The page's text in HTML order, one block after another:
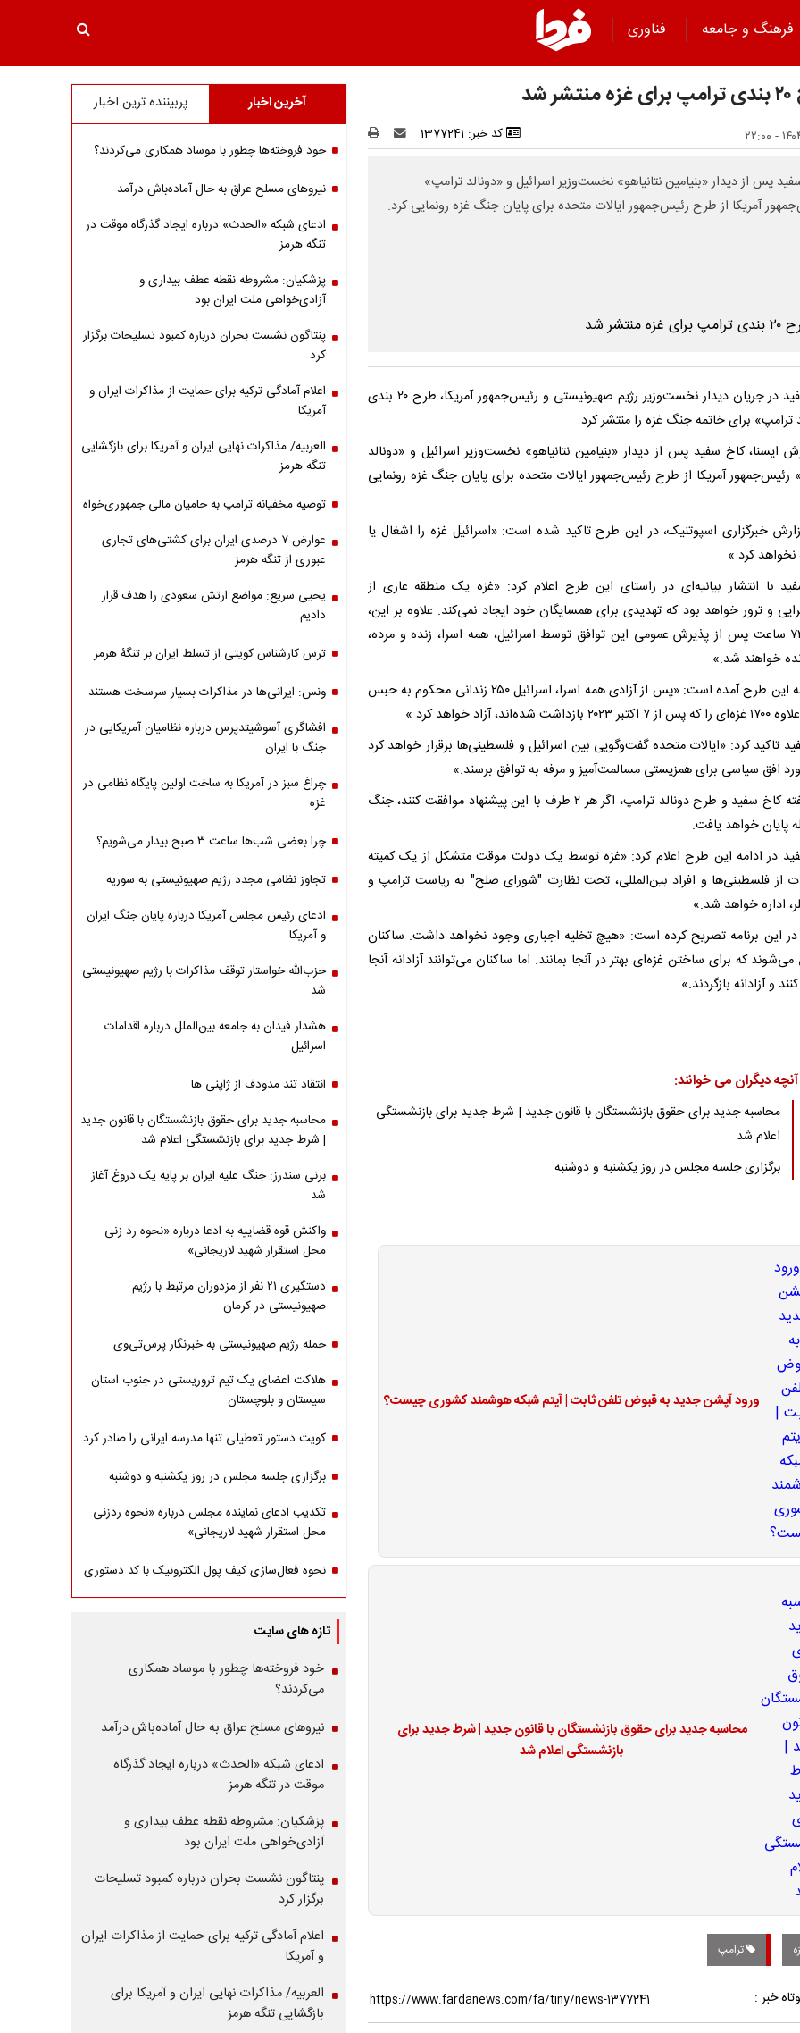
فرهنگ و جامعه فناوری
کد خبر: 1377241
پس از دیدار «بنیامین نتانیاهو» نخست‌وزیر اسرائیل و «دونالد ترامپ»
آمریکا از طرح رئیس‌جمهور ایالات متحده برای پایان جنگ غزه رونمایی کرد.
کاخ سفید در جریان دیدار نخست‌وزیر رژیم صهیونیستی و رئیس‌جمهور آمریکا، طرح ۲۰ بندی
ترامپ» برای خاتمه جنگ غزه را منتشر کرد.
ایسنا، کاخ سفید پس از دیدار «بنیامین نتانیاهو» نخست‌وزیر اسرائیل و «دونالد
رئیس‌جمهور آمریکا از طرح رئیس‌جمهور ایالات متحده برای پایان جنگ غزه رونمایی
خبرگزاری اسپوتنیک، در این طرح تاکید شده است: «اسرائیل غزه را اشغال یا
کرد.»
با انتشار بیانیه‌ای در راستای این طرح اعلام کرد: «غزه یک منطقه عاری از
و ترور خواهد بود که تهدیدی برای همسایگان خود ایجاد نمی‌کند. علاوه بر این،
ظرف ۷۲ ساعت پس از پذیرش عمومی این توافق توسط اسرائیل، همه اسرا، زنده و مرده،
خواهند شد.»
در ادامه این طرح آمده است: «پس از آزادی همه اسرا، اسرائیل ۲۵۰ زندانی محکوم به حبس
شده‌اند، آزاد خواهد کرد.»
تاکید کرد: «ایالات متحده گفت‌وگویی بین اسرائیل و فلسطینی‌ها برقرار خواهد کرد
افق سیاسی برای همزیستی مسالمت‌آمیز و مرفه به توافق برسند.»
طبق گفته کاخ سفید و طرح دونالد ترامپ، اگر هر ۲ طرف با این پیشنهاد موافقت کنند، جنگ
پایان خواهد یافت.
در ادامه این طرح اعلام کرد: «غزه توسط یک دولت موقت متشکل از یک کمیته
از فلسطینی‌ها و افراد بین‌المللی، تحت نظارت "شورای صلح" به ریاست ترامپ و
اداره خواهد شد.»
این برنامه تصریح کرده است: «هیچ تخلیه اجباری وجود نخواهد داشت. ساکنان
که برای ساختن غزه‌ای بهتر در آنجا بمانند. اما ساکنان می‌توانند آزادانه آنجا
و آزادانه بازگردند.»
آنچه دیگران می خوانند:
محاسبه جدید برای حقوق بازنشستگان با قانون جدید | شرط جدید برای بازنشستگی
اعلام شد
برگزاری جلسه مجلس در روز یکشنبه و دوشنبه
ورود آپشن جدید به قبوض تلفن ثابت | آیتم شبکه هوشمند کشوری چیست؟
محاسبه جدید برای حقوق بازنشستگان با قانون جدید | شرط جدید برای
بازنشستگی اعلام شد
ترامپ
خبر :
آخرین اخبار پربیننده ترین اخبار
خود فروخته‌ها چطور با موساد همکاری می‌کردند؟
نیروهای مسلح عراق به حال آماده‌باش درآمد
ادعای شبکه «الحدث» درباره ایجاد گذرگاه موقت در
تنگه هرمز
پزشکیان: مشروطه نقطه عطف بیداری و
آزادی‌خواهی ملت ایران بود
پنتاگون نشست بحران درباره کمبود تسلیحات برگزار
کرد
اعلام آمادگی ترکیه برای حمایت از مذاکرات ایران و
آمریکا
العربیه/ مذاکرات نهایی ایران و آمریکا برای بازگشایی
تنگه هرمز
توصیه مخفیانه ترامپ به حامیان مالی جمهوری‌خواه
عوارض ۷ درصدی ایران برای کشتی‌های تجاری
عبوری از تنگه هرمز
یحیی سریع: مواضع ارتش سعودی را هدف قرار
دادیم
ترس کارشناس کویتی از تسلط ایران بر تنگۀ هرمز
ونس: ایرانی‌ها در مذاکرات بسیار سرسخت هستند
افشاگری آسوشیتدپرس درباره نظامیان آمریکایی در
جنگ با ایران
چراغ سبز در آمریکا به ساخت اولین پایگاه نظامی در
غزه
چرا بعضی شب‌ها ساعت ۳ صبح بیدار می‌شویم؟
تجاوز نظامی مجدد رژیم صهیونیستی به سوریه
ادعای رئیس مجلس آمریکا درباره پایان جنگ ایران
و آمریکا
حزب‌الله خواستار توقف مذاکرات با رژیم صهیونیستی
شد
هشدار فیدان به جامعه بین‌الملل درباره اقدامات
اسرائیل
انتقاد تند مدودف از ژاپنی ها
محاسبه جدید برای حقوق بازنشستگان با قانون جدید
| شرط جدید برای بازنشستگی اعلام شد
برنی سندرز: جنگ علیه ایران بر پایه یک دروغ آغاز
شد
واکنش قوه قضاییه به ادعا درباره «نحوه رد زنی
محل استقرار شهید لاریجانی»
دستگیری ۲۱ نفر از مزدوران مرتبط با رژیم
صهیونیستی در کرمان
حمله رژیم صهیونیستی به خبرنگار پرس‌تی‌وی
هلاکت اعضای یک تیم تروریستی در جنوب استان
سیستان و بلوچستان
کویت دستور تعطیلی تنها مدرسه ایرانی را صادر کرد
برگزاری جلسه مجلس در روز یکشنبه و دوشنبه
تکذیب ادعای نماینده مجلس درباره «نحوه ردزنی
محل استقرار شهید لاریجانی»
نحوه فعال‌سازی کیف پول الکترونیک با کد دستوری
تازه های سایت
خود فروخته‌ها چطور با موساد همکاری
می‌کردند؟
نیروهای مسلح عراق به حال آماده‌باش درآمد
ادعای شبکه «الحدث» درباره ایجاد گذرگاه
موقت در تنگه هرمز
پزشکیان: مشروطه نقطه عطف بیداری و
آزادی‌خواهی ملت ایران بود
پنتاگون نشست بحران درباره کمبود تسلیحات
برگزار کرد
اعلام آمادگی ترکیه برای حمایت از مذاکرات ایران
و آمریکا
العربیه/ مذاکرات نهایی ایران و آمریکا برای
بازگشایی تنگه هرمز